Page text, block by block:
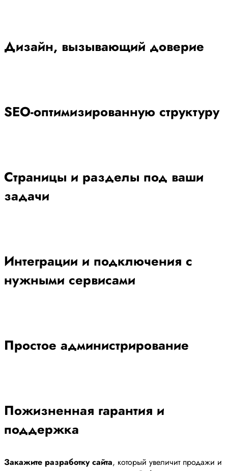
Дизайн, вызывающий доверие
SEO-оптимизированную структуру
Страницы и разделы под ваши
задачи
Интеграции и подключения с
нужными сервисами
Простое администрирование
Пожизненная гарантия и
поддержка
Закажите разработку сайта, который увеличит продажи и